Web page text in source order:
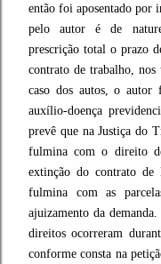
então foi aposentado
pelo autor é de
prescrição total o prazo
contrato de trabalho,
caso dos autos, o autor
auxílio-doença
prevê que na Justiça do
fulmina com o direito
extinção do contrato de
fulmina com as
ajuizamento da
direitos ocorreram
conforme consta na